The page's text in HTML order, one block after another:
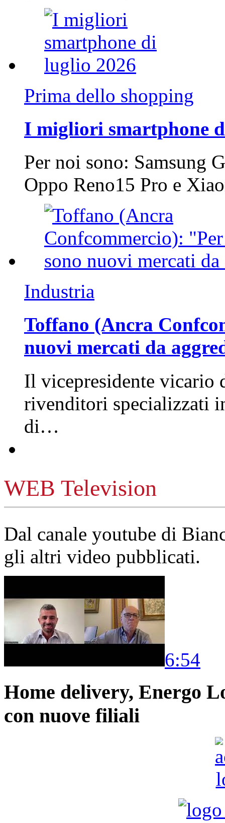
Prima dello shopping
I migliori smartphone
Per noi sono: Samsung
Oppo Reno15 Pro e
Industria
Toffano (Ancra
nuovi mercati da
Il vicepresidente vicario
rivenditori specializzati
di…
WEB Television
Dal canale youtube di
gli altri video pubblicati.
6:54
Home delivery, Energo
con nuove filiali